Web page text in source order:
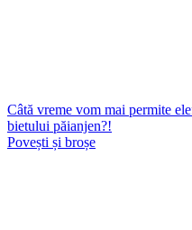
Câtă vreme vom mai permite
bietului păianjen?!
Povești și broșe